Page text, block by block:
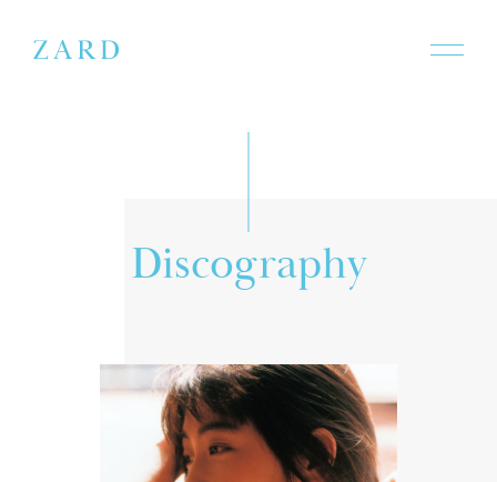
Discography